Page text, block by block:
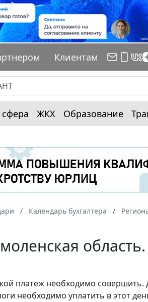
Клиентам
ЖКХ Образование
Календарь бухгалтера
платеж необходимо
необходимо уплатить в этот